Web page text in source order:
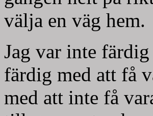
välja en väg hem.
Jag var inte
färdig med att få
med att inte få